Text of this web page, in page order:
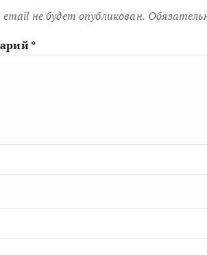
не будет опубликован.
*